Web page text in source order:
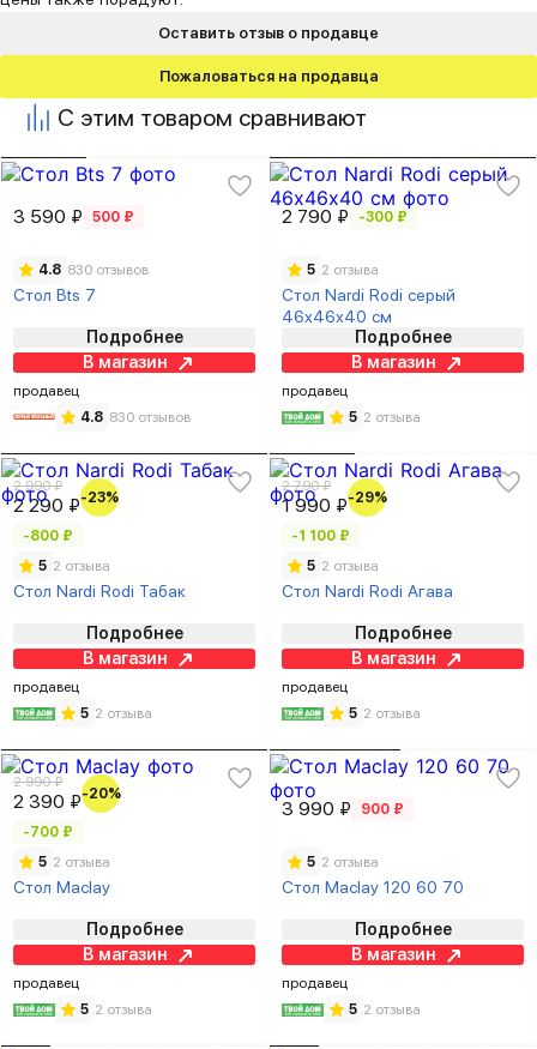
Оставить отзыв о продавце
Пожаловаться на продавца
С этим товаром сравнивают
3 590 ₽ 500 ₽
4.8 830 отзывов
Стол Bts 7
Подробнее
В магазин
продавец
4.8 830 отзывов
2 790 ₽ -300 ₽
5 2 отзыва
Стол Nardi Rodi серый
46х46х40 см
Подробнее
В магазин
продавец
5 2 отзыва
2 990 ₽
2 290 ₽-23%
-800 ₽
5 2 отзыва
Стол Nardi Rodi Табак
Подробнее
В магазин
продавец
5 2 отзыва
2 790 ₽
1 990 ₽-29%
-1 100 ₽
5 2 отзыва
Стол Nardi Rodi Агава
Подробнее
В магазин
продавец
5 2 отзыва
2 990 ₽
2 390 ₽-20%
-700 ₽
5 2 отзыва
Стол Maclay
Подробнее
В магазин
продавец
5 2 отзыва
3 990 ₽ 900 ₽
5 2 отзыва
Стол Maclay 120 60 70
Подробнее
В магазин
продавец
5 2 отзыва